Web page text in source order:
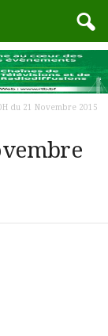
du 21 Novembre 2015